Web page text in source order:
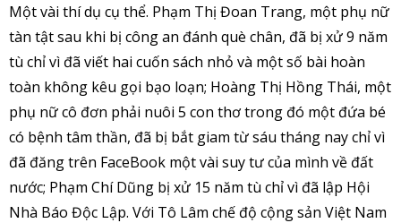
Một vài thí dụ cụ thể. Phạm Thị Đoan Trang, một phụ nữ
tàn tật sau khi bị công an đánh què chân, đã bị xử 9 năm
tù chỉ vì đã viết hai cuốn sách nhỏ và một số bài hoàn
toàn không kêu gọi bạo loạn; Hoàng Thị Hồng Thái, một
phụ nữ cô đơn phải nuôi 5 con thơ trong đó một đứa bé
có bệnh tâm thần, đã bị bắt giam từ sáu tháng nay chỉ vì
đã đăng trên FaceBook một vài suy tư của mình về đất
nước; Phạm Chí Dũng bị xử 15 năm tù chỉ vì đã lập Hội
Nhà Báo Độc Lập. Với Tô Lâm chế độ cộng sản Việt Nam